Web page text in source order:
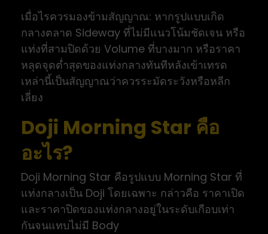
เมื่อไรควรมองข้ามสัญญาณ: หากรูปแบบเกิด
กลางตลาด Sideway ที่ไม่มีแนวโน้มชัดเจน หรือ
แท่งที่สามปิดด้วย Volume ที่บางมาก หรือราคา
หลุดจุดต่ำสุดของแท่งกลางทันทีหลังเข้าเทรด
เหล่านี้เป็นสัญญาณว่าควรระมัดระวังหรือหลีก
เลี่ยง
Doji Morning Star คือ
อะไร?
Doji Morning Star คือรูปแบบ Morning Star ที่
แท่งกลางเป็น Doji โดยเฉพาะ กล่าวคือ ราคาเปิด
และราคาปิดของแท่งกลางอยู่ในระดับเกือบเท่า
กันจนแทบไม่มี Body